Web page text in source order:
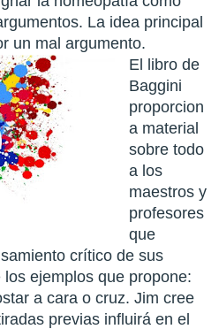
La idea principal
un mal argumento.
El libro de
Baggini
proporcion
a material
sobre todo
a los
maestros y
profesores
que
crítico de sus
ejemplos que propone:
a cara o cruz. Jim cree
previas influirá en el